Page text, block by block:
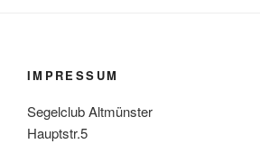
IMPRESSUM
Segelclub Altmünster
Hauptstr.5